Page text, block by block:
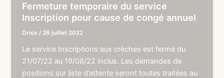
Fermeture temporaire du service
Inscription pour cause de congé annuel
Driss / 26 juillet 2022
Le service Inscriptions aux crèches est fermé du
21/07/22 au 19/08/22 inclus. Les demandes de
positions sur liste d’attente seront toutes traitées au